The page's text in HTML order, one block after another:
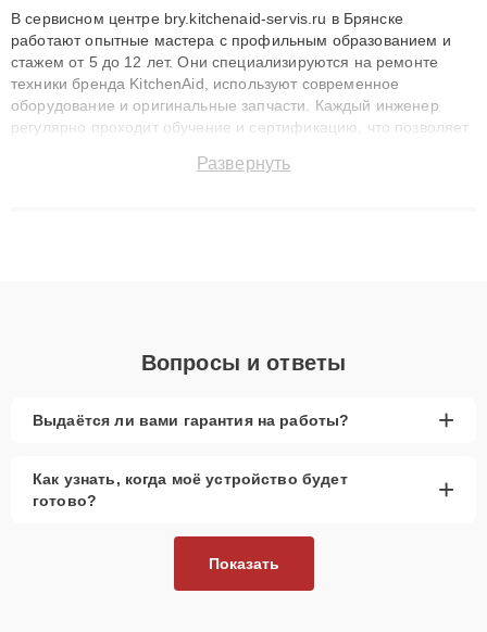
В сервисном центре bry.kitchenaid-servis.ru в Брянске
работают опытные мастера с профильным образованием и
стажем от 5 до 12 лет. Они специализируются на ремонте
техники бренда KitchenAid, используют современное
оборудование и оригинальные запчасти. Каждый инженер
регулярно проходит обучение и сертификацию, что позволяет
технику с сохранением гарантии до 3 лет. Наши мастера
Развернуть
Вопросы и ответы
Выдаётся ли вами гарантия на работы? +
Как узнать, когда моё устройство будет
готово?
+
Показать